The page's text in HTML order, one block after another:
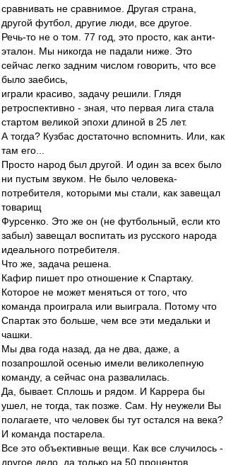
сравнивать не сравнимое. Другая страна,
другой футбол, другие люди, все другое.
Речь-то не о том. 77 год, это просто, как анти-
эталон. Мы никогда не падали ниже. Это
сейчас легко задним числом говорить, что все
было заебись,
играли красиво, задачу решили. Глядя
ретроспективно - зная, что первая лига стала
стартом великой эпохи длиной в 25 лет.
А тогда? Кузбас достаточно вспомнить. Или, как
там его...
Просто народ был другой. И один за всех было
ни пустым звуком. Не было человека-
потребителя, которыми мы стали, как завещал
товарищ
Фурсенко. Это же он (не футбольный, если кто
забыл) завещал воспитать из русского народа
идеального потребителя.
Что же, задача решена.
Кафир пишет про отношение к Спартаку.
Которое не может меняться от того, что
команда проиграла или выиграла. Потому что
Спартак это больше, чем все эти медальки и
чашки.
Мы два года назад, да не два, даже, а
позапрошлой осенью имели великолепную
команду, а сейчас она развалилась.
Да, бывает. Сплошь и рядом. И Каррера бы
ушел, не тогда, так позже. Сам. Ну неужели Вы
полагаете, что человек бы тут остался на века?
И команда постарела.
Все это объективные вещи. Как все случилось -
другое дело, да только на 50 процентов